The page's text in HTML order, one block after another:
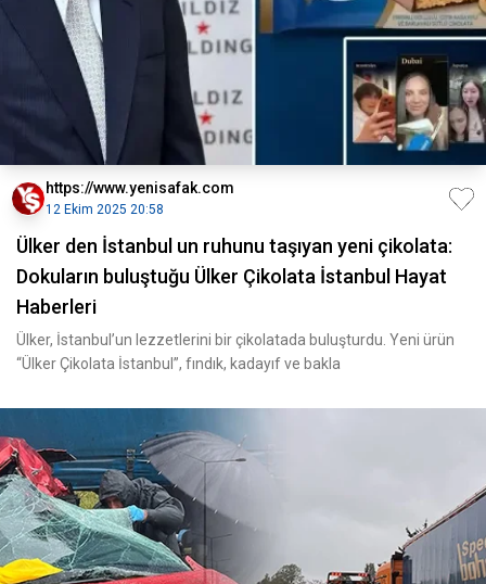
https://www.yenisafak.com
12 Ekim 2025 20:58
Ülker den İstanbul un ruhunu taşıyan yeni çikolata:
Dokuların buluştuğu Ülker Çikolata İstanbul Hayat
Haberleri
Ülker, İstanbul’un lezzetlerini bir çikolatada buluşturdu. Yeni ürün
“Ülker Çikolata İstanbul”, fındık, kadayıf ve bakla